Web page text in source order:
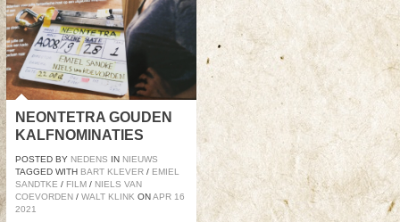
NEONTETRA GOUDEN
KALFNOMINATIES
POSTED BY NEDENS IN NIEUWS
TAGGED WITH BART KLEVER / EMIEL
SANDTKE / FILM / NIELS VAN
COEVORDEN / WALT KLINK ONAPR 16
2021